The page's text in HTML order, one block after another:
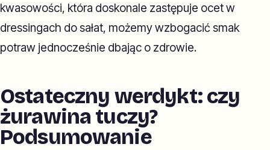
kwasowości, która doskonale zastępuje ocet w
dressingach do sałat, możemy wzbogacić smak
potraw jednocześnie dbając o zdrowie.
Ostateczny werdykt: czy
żurawina tuczy?
Podsumowanie